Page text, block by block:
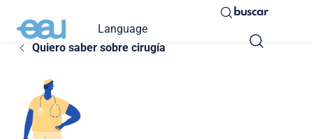
Language
buscar
Quiero saber sobre cirugía